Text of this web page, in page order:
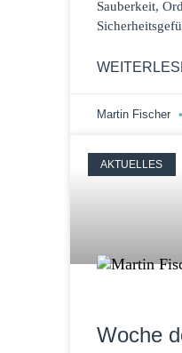
Sauberkeit,
Martin Fischer
AKTUELLES
Woche